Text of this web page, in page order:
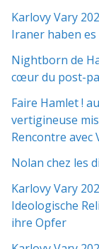
Karlovy Vary
Iraner haben
Nightborn de
cœur du post-
Faire Hamlet !
vertigineuse
Rencontre
Nolan chez les
Karlovy Vary
Ideologische
ihre Opfer